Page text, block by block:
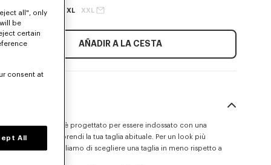
XS S M XL XXL
AÑADIR A LA CESTA
Questo prodotto è progettato per essere indossato con una
vestibilità ampia, prendi la tua taglia abituale. Per un look più
aderente ti consigliamo di scegliere una taglia in meno rispetto a
all", only
be
certain
consent at
All